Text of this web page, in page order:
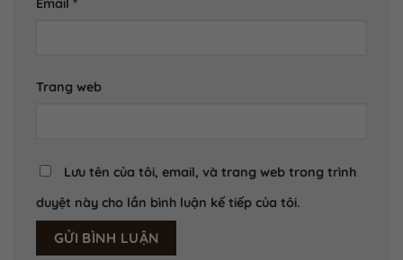
Email *
Trang web
Lưu tên của tôi, email, và trang web trong trình
duyệt này cho lần bình luận kế tiếp của tôi.